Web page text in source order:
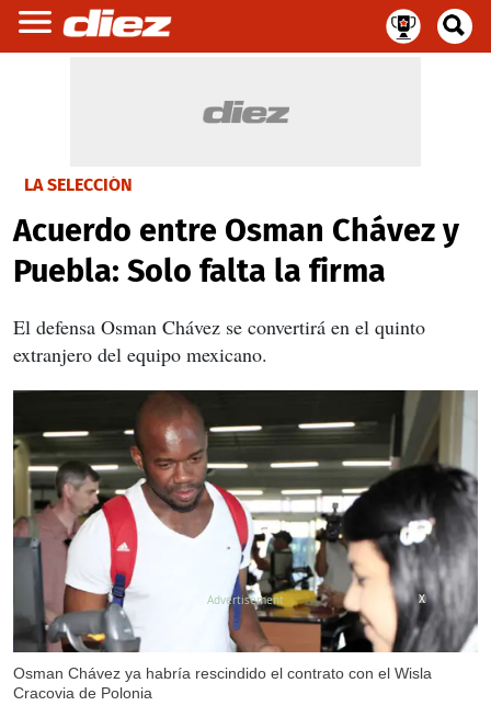
LA SELECCIÓN
Acuerdo entre Osman Chávez y
Puebla: Solo falta la firma
El defensa Osman Chávez se convertirá en el quinto
extranjero del equipo mexicano.
Osman Chávez ya habría rescindido el contrato con el Wisla
Cracovia de Polonia
X